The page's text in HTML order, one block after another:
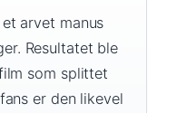
arvet manus
Resultatet ble
som splittet
er den likevel